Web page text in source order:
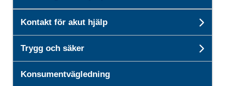
Kontakt för akut hjälp
Trygg och säker
Konsumentvägledning